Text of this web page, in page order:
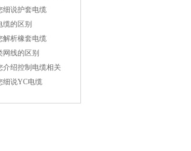
细说护套电缆
缆的区别
解析橡套电缆
线的区别
介绍控制电缆相关
细说YC电缆